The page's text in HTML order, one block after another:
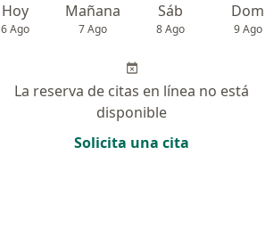
Hoy
6 Ago
Mañana
7 Ago
Sáb
8 Ago
Dom
9 Ago
La reserva de citas en línea no está
disponible
Solicita una cita